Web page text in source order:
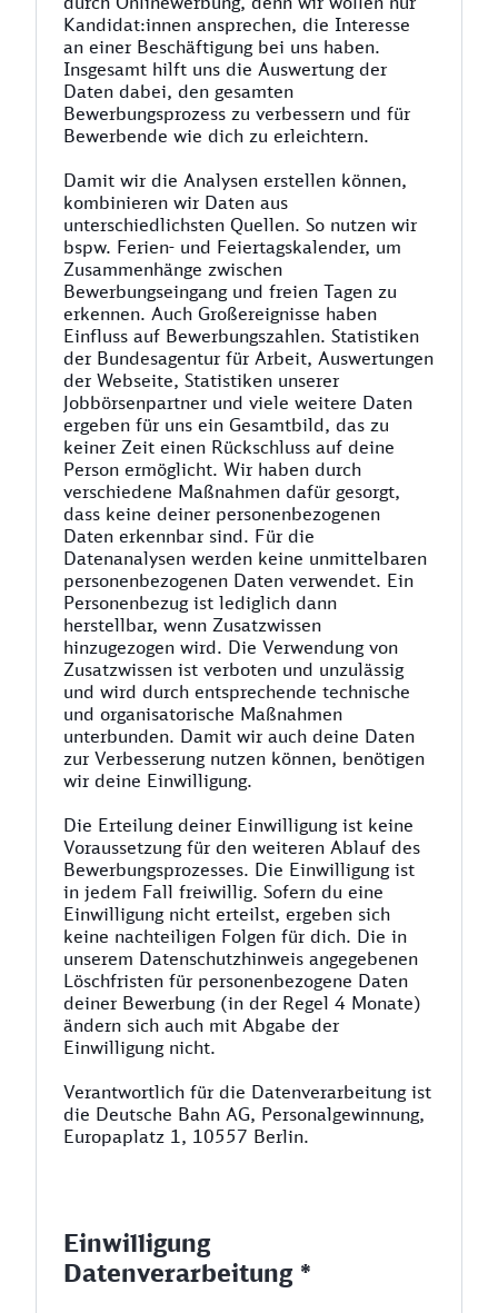
Kandidat:innen ansprechen, die Interesse
an einer Beschäftigung bei uns haben.
Insgesamt hilft uns die Auswertung der
Daten dabei, den gesamten
Bewerbungsprozess zu verbessern und für
Bewerbende wie dich zu erleichtern.
Damit wir die Analysen erstellen können,
kombinieren wir Daten aus
unterschiedlichsten Quellen. So nutzen wir
bspw. Ferien- und Feiertagskalender, um
Zusammenhänge zwischen
Bewerbungseingang und freien Tagen zu
erkennen. Auch Großereignisse haben
Einfluss auf Bewerbungszahlen. Statistiken
der Bundesagentur für Arbeit, Auswertungen
der Webseite, Statistiken unserer
Jobbörsenpartner und viele weitere Daten
ergeben für uns ein Gesamtbild, das zu
keiner Zeit einen Rückschluss auf deine
Person ermöglicht. Wir haben durch
verschiedene Maßnahmen dafür gesorgt,
dass keine deiner personenbezogenen
Daten erkennbar sind. Für die
Datenanalysen werden keine unmittelbaren
personenbezogenen Daten verwendet. Ein
Personenbezug ist lediglich dann
herstellbar, wenn Zusatzwissen
hinzugezogen wird. Die Verwendung von
Zusatzwissen ist verboten und unzulässig
und wird durch entsprechende technische
und organisatorische Maßnahmen
unterbunden. Damit wir auch deine Daten
zur Verbesserung nutzen können, benötigen
wir deine Einwilligung.
Die Erteilung deiner Einwilligung ist keine
Voraussetzung für den weiteren Ablauf des
Bewerbungsprozesses. Die Einwilligung ist
in jedem Fall freiwillig. Sofern du eine
Einwilligung nicht erteilst, ergeben sich
keine nachteiligen Folgen für dich. Die in
unserem Datenschutzhinweis angegebenen
Löschfristen für personenbezogene Daten
deiner Bewerbung (in der Regel 4 Monate)
ändern sich auch mit Abgabe der
Einwilligung nicht.
Verantwortlich für die Datenverarbeitung ist
die Deutsche Bahn AG, Personalgewinnung,
Europaplatz 1, 10557 Berlin.
Einwilligung
Datenverarbeitung *